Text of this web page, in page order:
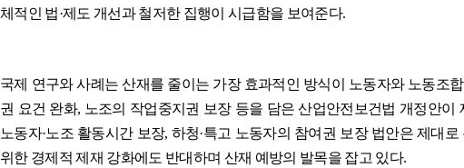
체적인 법·제도 개선과 철저한 집행이 시급함을 보여준다.
국제 연구와 사례는 산재를 줄이는 가장 효과적인 방식이 노동자와 노동조
권 요건 완화, 노조의 작업중지권 보장 등을 담은 산업안전보건법 개정안이
노동자·노조 활동시간 보장, 하청·특고 노동자의 참여권 보장 법안은 제대
위한 경제적 제재 강화에도 반대하며 산재 예방의 발목을 잡고 있다.